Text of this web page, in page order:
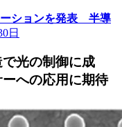
ーションを発表 半導
日
光の制御に成
への応用に期待